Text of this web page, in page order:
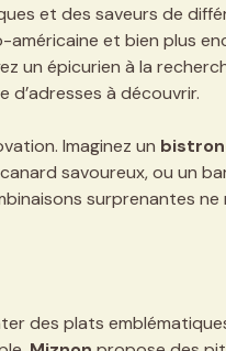
et des saveurs de
américaine et bien plus
un épicurien à la
d’adresses à découvrir.
Imaginez un
savoureux, ou un
surprenantes ne
des plats